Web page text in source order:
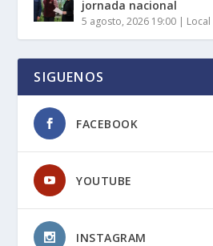
jornada nacional
5 agosto, 2026 19:00 | Local
SIGUENOS
FACEBOOK
YOUTUBE
INSTAGRAM